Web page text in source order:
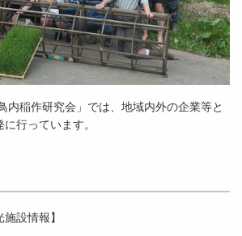
内稲作研究会」では、地域内外の企業等と
行っています。
設情報】